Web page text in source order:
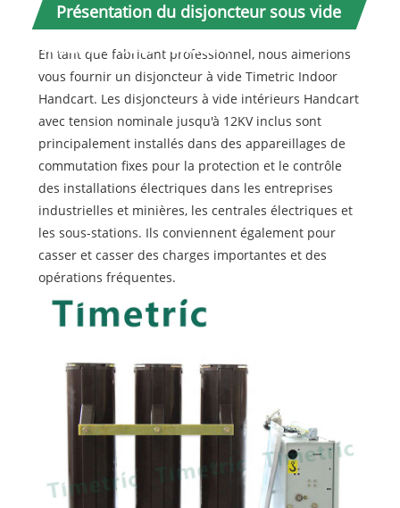
Présentation du disjoncteur sous vide
Timetric Indoor Handcart
En tant que fabricant professionnel, nous aimerions
vous fournir un disjoncteur à vide Timetric Indoor
Handcart. Les disjoncteurs à vide intérieurs Handcart
avec tension nominale jusqu'à 12KV inclus sont
principalement installés dans des appareillages de
commutation fixes pour la protection et le contrôle
des installations électriques dans les entreprises
industrielles et minières, les centrales électriques et
les sous-stations. Ils conviennent également pour
casser et casser des charges importantes et des
opérations fréquentes.